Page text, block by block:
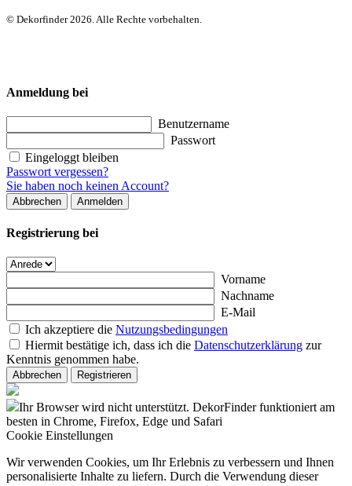
© Dekorfinder 2026. Alle Rechte vorbehalten.
Anmeldung bei
Benutzername
Passwort
Eingeloggt bleiben
Passwort vergessen?
Sie haben noch keinen Account?
Abbrechen Anmelden
Registrierung bei
Vorname
Nachname
E-Mail
Ich akzeptiere die Nutzungsbedingungen
Hiermit bestätige ich, dass ich die Datenschutzerklärung zur
Kenntnis genommen habe.
Abbrechen Registrieren
Ihr Browser wird nicht unterstützt. DekorFinder funktioniert am
besten in Chrome, Firefox, Edge und Safari
Cookie Einstellungen
Wir verwenden Cookies, um Ihr Erlebnis zu verbessern und Ihnen
personalisierte Inhalte zu liefern. Durch die Verwendung dieser